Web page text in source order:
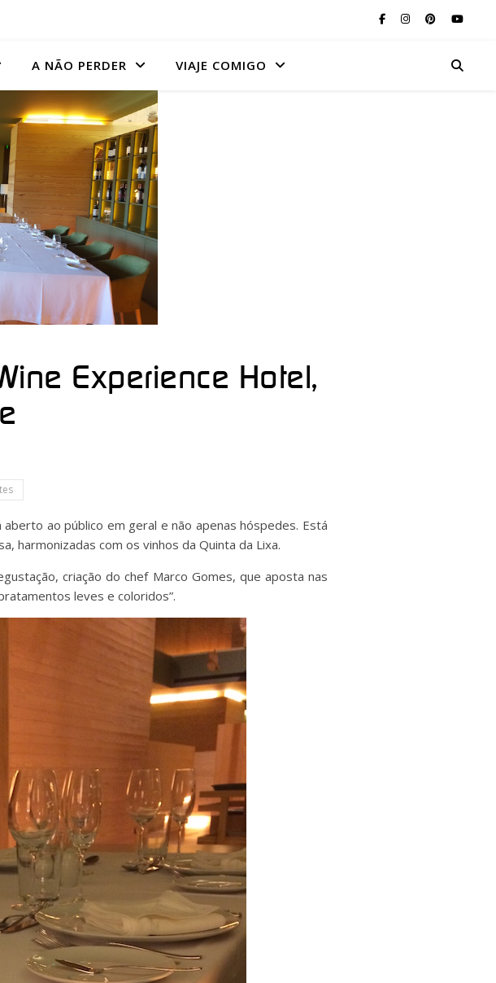
A NÃO PERDER VIAJE COMIGO
Experience Hotel,
ao público em geral e não apenas hóspedes. Está
harmonizadas com os vinhos da Quinta da Lixa.
criação do chef Marco Gomes, que aposta nas
leves e coloridos”.